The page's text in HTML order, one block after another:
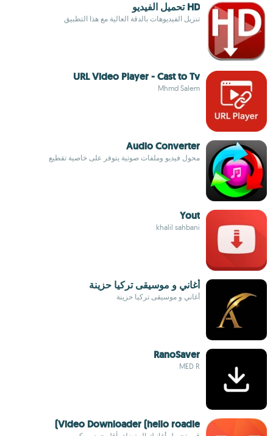
HD تحميل الفيديو
تنزيل الفيديوهات بالدقة العالية مع هذا التطبيق
URL Video Player - Cast to Tv
Mhmd Salem
Audio Converter
محول فيديو وملفات صوتية يتوفر على خاصية تقطيع
Yout
khalil sahbani
أغاني و موسيقى تركيا حزينة
أغاني و موسيقى تركيا حزينة
RanoSaver
MED R
Video Downloader (hello roadie)